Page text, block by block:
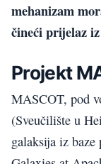
mehanizam
čineći prijelaz
Projekt
MASCOT, pod
(Sveučilište u
galaksija iz